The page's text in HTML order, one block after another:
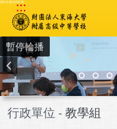
跳到主要內容區塊
:::
暫停輪播
行政單位 - 教學組